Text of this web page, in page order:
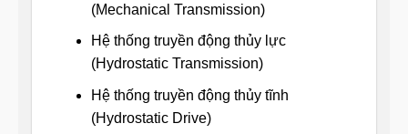
(Mechanical Transmission)
Hệ thống truyền động thủy lực
(Hydrostatic Transmission)
Hệ thống truyền động thủy tĩnh
(Hydrostatic Drive)